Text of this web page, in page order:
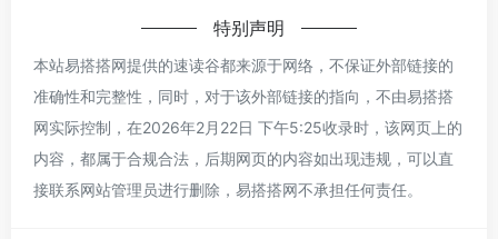
特别声明
本站易搭搭网提供的速读谷都来源于网络，不保证外部链接的
准确性和完整性，同时，对于该外部链接的指向，不由易搭搭
网实际控制，在2026年2月22日 下午5:25收录时，该网页上的
内容，都属于合规合法，后期网页的内容如出现违规，可以直
接联系网站管理员进行删除，易搭搭网不承担任何责任。